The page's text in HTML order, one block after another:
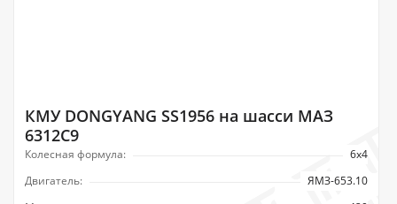
КМУ DONGYANG SS1956 на шасси МАЗ
6312C9
Колесная формула:
6х4
Двигатель:
ЯМЗ-653.10